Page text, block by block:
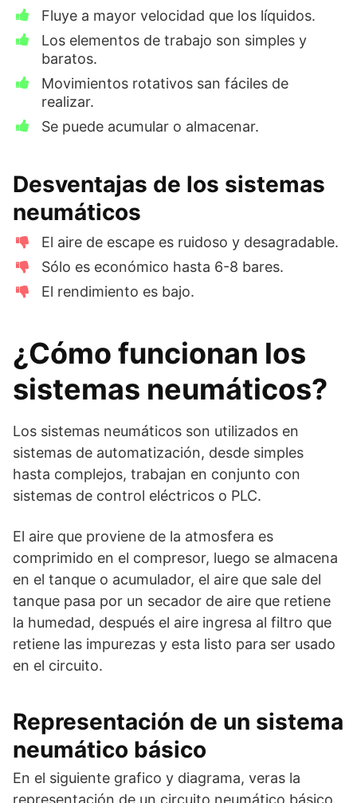
Fluye a mayor velocidad que los líquidos.
Los elementos de trabajo son simples y
baratos.
Movimientos rotativos san fáciles de
realizar.
Se puede acumular o almacenar.
Desventajas de los sistemas
neumáticos
El aire de escape es ruidoso y desagradable.
Sólo es económico hasta 6-8 bares.
El rendimiento es bajo.
¿Cómo funcionan los
sistemas neumáticos?
Los sistemas neumáticos son utilizados en
sistemas de automatización, desde simples
hasta complejos, trabajan en conjunto con
sistemas de control eléctricos o PLC.
El aire que proviene de la atmosfera es
comprimido en el compresor, luego se almacena
en el tanque o acumulador, el aire que sale del
tanque pasa por un secador de aire que retiene
la humedad, después el aire ingresa al filtro que
retiene las impurezas y esta listo para ser usado
en el circuito.
Representación de un sistema
neumático básico
En el siguiente grafico y diagrama, veras la
representación de un circuito neumático básico.